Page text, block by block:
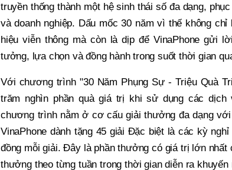
truyền thống thành một hệ sinh thái số đa dạng,
và doanh nghiệp. Dấu mốc 30 năm vì thế không
hiệu viễn thông mà còn là dịp để VinaPhone gửi
tưởng, lựa chọn và đồng hành trong suốt thời gian
Với chương trình "30 Năm Phụng Sự - Triệu Quà
trăm nghìn phần quà giá trị khi sử dụng các dịch
chương trình nằm ở cơ cấu giải thưởng đa dạng
VinaPhone dành tặng 45 giải Đặc biệt là các kỳ
đồng mỗi giải. Đây là phần thưởng có giá trị lớn
thưởng theo từng tuần trong thời gian diễn ra